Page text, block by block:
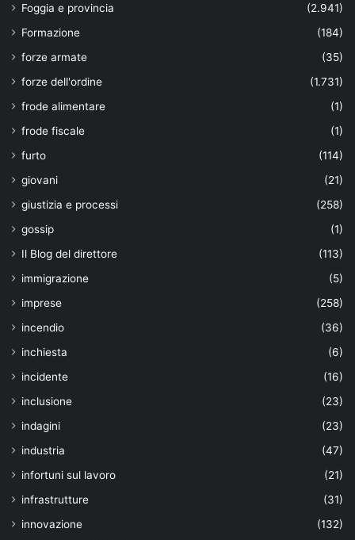
Foggia e provincia
(2.941)
Formazione
(184)
forze armate
(35)
forze dell'ordine
(1.731)
frode alimentare
(1)
frode fiscale
(1)
furto
(114)
giovani
(21)
giustizia e processi
(258)
gossip
(1)
Il Blog del direttore
(113)
immigrazione
(5)
imprese
(258)
incendio
(36)
inchiesta
(6)
incidente
(16)
inclusione
(23)
indagini
(23)
industria
(47)
infortuni sul lavoro
(21)
infrastrutture
(31)
innovazione
(132)